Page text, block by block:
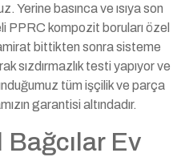
Yerine basınca ve ısıya son
PPRC kompozit boruları özel
bittikten sonra sisteme
sızdırmazlık testi yapıyor ve
tüm işçilik ve parça
garantisi altındadır.
Ev